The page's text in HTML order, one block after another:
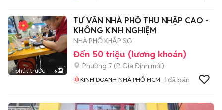
1 phút trước 6
TƯ VẤN NHÀ PHỐ THU NHẬP CAO -
KHÔNG KINH NGHIỆM
NHÀ PHỐ KHẮP SG
Đến 50 triệu (lương khoán)
Phường 7 (P. Gia Định mới)
KINH DOANH NHÀ PHỐ HCM 1 đã bán